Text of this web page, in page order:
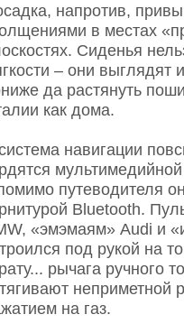
напротив,
в местах
Сиденья
– они выглядят
да растянуть
как дома.
навигации
путеводителя
Bluetooth.
«эмэмаям» Audi и
под рукой на
рычага ручного
неприметной
на газ.